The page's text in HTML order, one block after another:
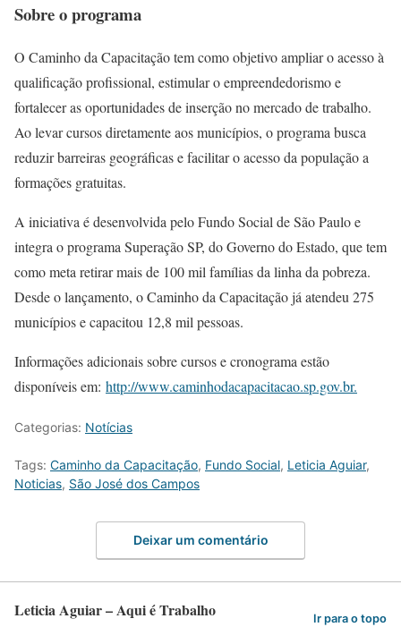
Sobre o programa
O Caminho da Capacitação tem como objetivo ampliar o acesso à
qualificação profissional, estimular o empreendedorismo e
fortalecer as oportunidades de inserção no mercado de trabalho.
Ao levar cursos diretamente aos municípios, o programa busca
reduzir barreiras geográficas e facilitar o acesso da população a
formações gratuitas.
A iniciativa é desenvolvida pelo Fundo Social de São Paulo e
integra o programa Superação SP, do Governo do Estado, que tem
como meta retirar mais de 100 mil famílias da linha da pobreza.
Desde o lançamento, o Caminho da Capacitação já atendeu 275
municípios e capacitou 12,8 mil pessoas.
Informações adicionais sobre cursos e cronograma estão
disponíveis em: http://www.caminhodacapacitacao.sp.gov.br.
Categorias: Notícias
Tags: Caminho da Capacitação, Fundo Social, Leticia Aguiar,
Noticias, São José dos Campos
Deixar um comentário
Leticia Aguiar – Aqui é Trabalho Ir para o topo